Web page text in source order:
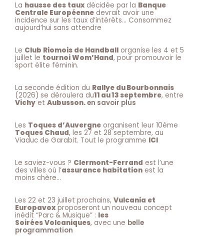
La hausse des taux décidée par la Banque
Centrale Européenne devrait avoir une
incidence sur les taux d’intérêts… Consommez
aujourd’hui sans attendre
Le Club Riomois de Handball organise les 4 et 5
juillet le tournoi Wom’Hand, pour promouvoir le
sport élite féminin.
La seconde édition du Rallye du Bourbonnais
(2026) se déroulera du11 au 13 septembre, entre
Vichy et Aubusson.en savoir plus
Les Toques d’Auvergne organisent leur 10ème
Toques Chaud, les 27 et 28 septembre, au
Viaduc de Garabit. Tout le programme ICI
Le saviez-vous ? Clermont-Ferrand est l’une
des villes où l’assurance habitation est la
moins chère…
Les 22 et 23 juillet prochains, Vulcania et
Europavoxproposeront un nouveau concept
inédit “Parc & Musique” : les
Soirées Volcaniques, avec une belle
programmation